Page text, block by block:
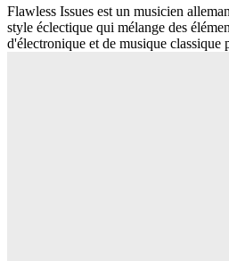
Flawless Issues est un musicien
style éclectique qui mélange des
d'électronique et de musique classique